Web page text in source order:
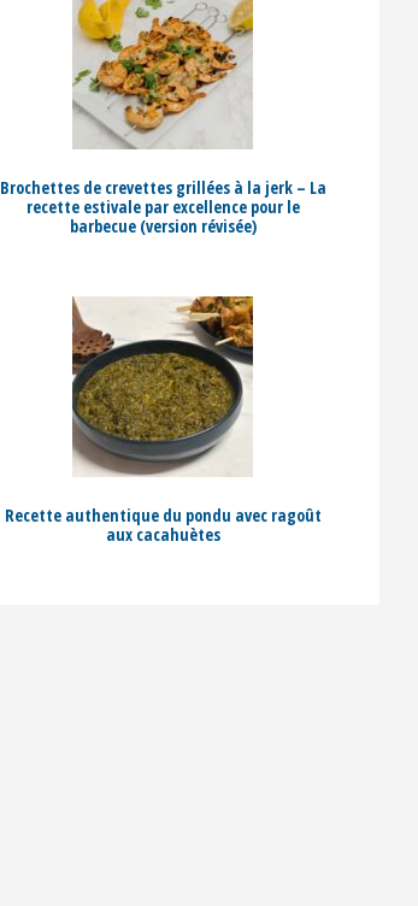
Brochettes de crevettes grillées à la jerk – La
recette estivale par excellence pour le
barbecue (version révisée)
Recette authentique du pondu avec ragoût
aux cacahuètes